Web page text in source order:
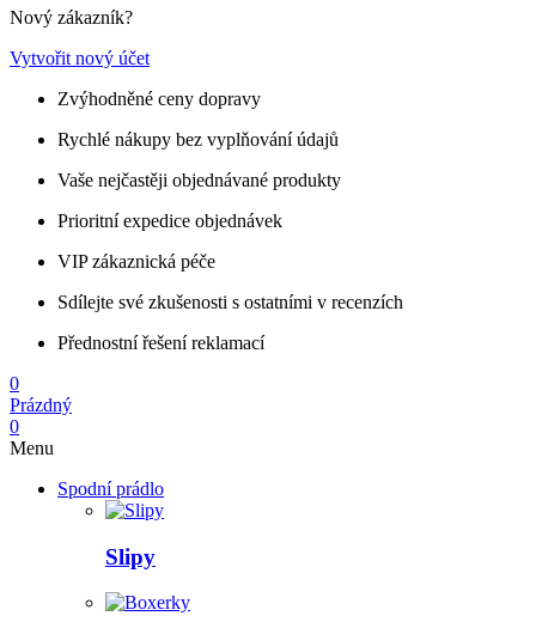
Nový zákazník?
Vytvořit nový účet
Zvýhodněné ceny dopravy
Rychlé nákupy bez vyplňování údajů
Vaše nejčastěji objednávané produkty
Prioritní expedice objednávek
VIP zákaznická péče
Sdílejte své zkušenosti s ostatními v recenzích
Přednostní řešení reklamací
0
Prázdný
0
Menu
Spodní prádlo
Slipy